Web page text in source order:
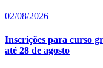
02/08/2026
Inscrições para curso
até 28 de agosto